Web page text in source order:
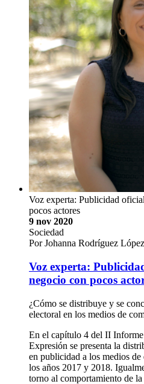
Voz experta: Publicidad
pocos actores
9 nov 2020
Sociedad
Por Johanna Rodríguez López
Voz experta:
negocio con pocos
¿Cómo se distribuye y se
electoral en los medios de
En el capítulo 4 del II
Expresión se presenta la
en publicidad a los medios
los años 2017 y 2018.
torno al comportamiento de